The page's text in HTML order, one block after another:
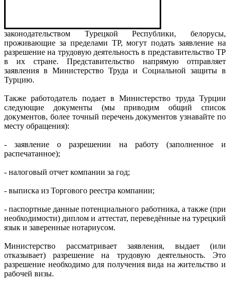
законодательством Турецкой Республики, белорусы,
проживающие за пределами ТР, могут подать заявление на
разрешение на трудовую деятельность в представительство ТР
в их стране. Представительство напрямую отправляет
заявления в Министерство Труда и Социальной защиты в
Турцию.
Также работодатель подает в Министерство труда Турции
следующие документы (мы приводим общий список
документов, более точный перечень документов узнавайте по
месту обращения):
- заявление о разрешении на работу (заполненное и
распечатанное);
- налоговый отчет компании за год;
- выписка из Торгового реестра компании;
- паспортные данные потенциального работника, а также (при
необходимости) диплом и аттестат, переведённые на турецкий
язык и заверенные нотариусом.
Министерство рассматривает заявления, выдает (или
отказывает) разрешение на трудовую деятельность. Это
разрешение необходимо для получения вида на жительство и
рабочей визы.